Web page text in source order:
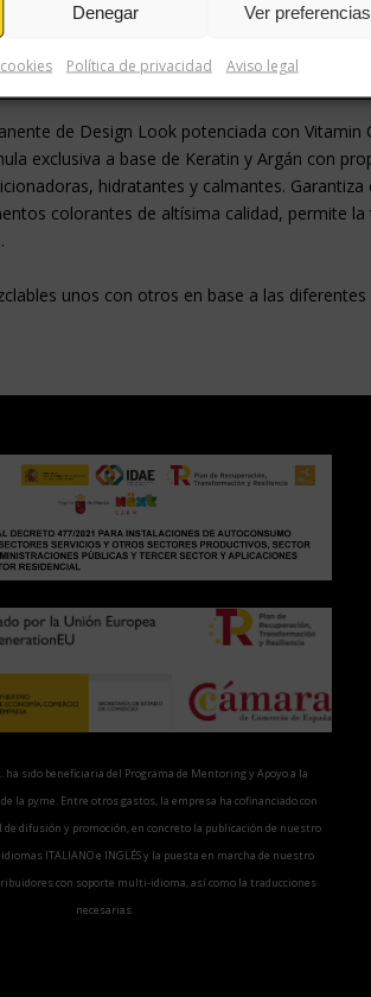
Denegar Ver preferencias
Política de privacidad Aviso legal
de Design Look potenciada con
exclusiva a base de Keratin y Argán con
hidratantes y calmantes.
colorantes de altísima calidad, permite
unos con otros en base a las
ha sido beneficiaria del Programa de Mentoring y Apoyo a la
la pyme. Entre otros gastos, la empresa ha cofinanciado con
difusión y promoción, en concreto la publicación de nuestro
ITALIANO e INGLÉS y la puesta en marcha de nuestro
con soporte multi-idioma, así como la traducciones
necesarias.